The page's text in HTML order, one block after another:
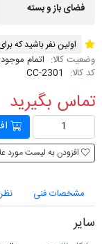
فضای باز و بسته
اولین نفر باشید که
وضعیت کالا: اتمام
کد کالا: CC-2301
تماس بگیرید
افزودن به لیست مورد
مشخصات فنی
سایر